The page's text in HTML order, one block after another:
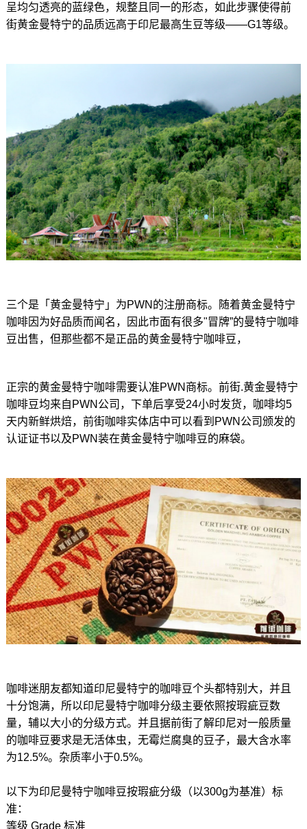
呈均匀透亮的蓝绿色，规整且同一的形态，如此步骤使得前
街黄金曼特宁的品质远高于印尼最高生豆等级——G1等级。
三个是「黄金曼特宁」为PWN的注册商标。随着黄金曼特宁
咖啡因为好品质而闻名，因此市面有很多"冒牌”的曼特宁咖啡
豆出售，但那些都不是正品的黄金曼特宁咖啡豆，
正宗的黄金曼特宁咖啡需要认准PWN商标。前街.黄金曼特宁
咖啡豆均来自PWN公司，下单后享受24小时发货，咖啡均5
天内新鲜烘焙，前街咖啡实体店中可以看到PWN公司颁发的
认证证书以及PWN装在黄金曼特宁咖啡豆的麻袋。
咖啡迷朋友都知道印尼曼特宁的咖啡豆个头都特别大，并且
十分饱满，所以印尼曼特宁咖啡分级主要依照按瑕疵豆数
量，辅以大小的分级方式。并且据前街了解印尼对一般质量
的咖啡豆要求是无活体虫，无霉烂腐臭的豆子，最大含水率
为12.5%。杂质率小于0.5%。
以下为印尼曼特宁咖啡豆按瑕疵分级（以300g为基准）标
准：
等级 Grade 标准